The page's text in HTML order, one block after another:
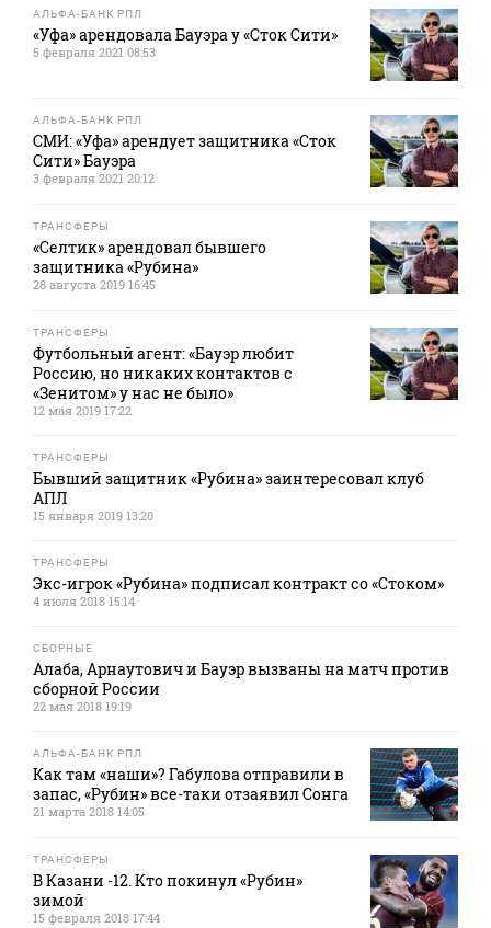
АЛЬФА-БАНК РПЛ
«Уфа» арендовала Бауэра у «Сток Сити»
5 февраля 2021 08:53
АЛЬФА-БАНК РПЛ
СМИ: «Уфа» арендует защитника «Сток
Сити» Бауэра
3 февраля 2021 20:12
ТРАНСФЕРЫ
«Селтик» арендовал бывшего
защитника «Рубина»
28 августа 2019 16:45
ТРАНСФЕРЫ
Футбольный агент: «Бауэр любит
Россию, но никаких контактов с
«Зенитом» у нас не было»
12 мая 2019 17:22
ТРАНСФЕРЫ
Бывший защитник «Рубина» заинтересовал клуб
АПЛ
15 января 2019 13:20
ТРАНСФЕРЫ
Экс-игрок «Рубина» подписал контракт со «Стоком»
4 июля 2018 15:14
СБОРНЫЕ
Алаба, Арнаутович и Бауэр вызваны на матч против
сборной России
22 мая 2018 19:19
АЛЬФА-БАНК РПЛ
Как там «наши»? Габулова отправили в
запас, «Рубин» все-таки отзаявил Сонга
21 марта 2018 14:05
ТРАНСФЕРЫ
В Казани -12. Кто покинул «Рубин»
зимой
15 февраля 2018 17:44